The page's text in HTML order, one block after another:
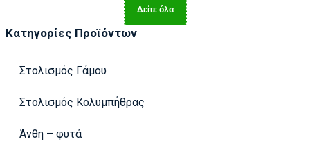
Δείτε όλα
Κατηγορίες Προϊόντων
Στολισμός Γάμου
Στολισμός Κολυμπήθρας
Άνθη – φυτά